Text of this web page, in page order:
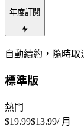
年度訂閱
自動續約，隨時取
標準版
熱門
$19.99$13.99/ 月